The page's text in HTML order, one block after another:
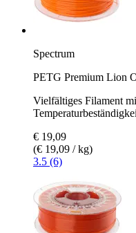
Spectrum
PETG Premium Lion
Vielfältiges Filament
€ 19,09
(€ 19,09 / kg)
3.5 (6)